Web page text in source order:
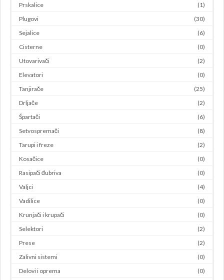
Prskalice
(1)
Plugovi
(30)
Sejalice
(6)
Cisterne
(0)
Utovarivači
(2)
Elevatori
(0)
Tanjirače
(25)
Drljače
(2)
Špartači
(6)
Setvospremači
(8)
Tarupi i freze
(2)
Kosačice
(0)
Rasipači đubriva
(0)
Valjci
(4)
Vadilice
(0)
Krunjači i krupači
(0)
Selektori
(2)
Prese
(2)
Zalivni sistemi
(0)
Delovi i oprema
(0)